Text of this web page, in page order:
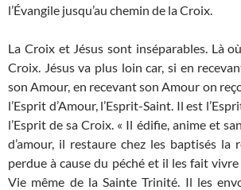
l’Évangile jusqu’au chemin de la Croix.
La Croix et Jésus sont inséparables. Là
Croix. Jésus va plus loin car, si en
son Amour, en recevant son Amour on
l’Esprit d’Amour, l’Esprit-Saint. Il est
l’Esprit de sa Croix. « Il édifie, anime et
d’amour, il restaure chez les baptisés la
perdue à cause du péché et il les fait
Vie même de la Sainte Trinité. Il les